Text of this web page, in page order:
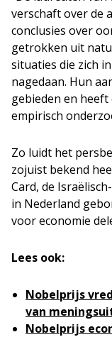
verschaft over de
conclusies over
getrokken uit
situaties die zich
nagedaan. Hun
gebieden en
empirisch
Zo luidt het
zojuist bekend
Card, de
in Nederland
voor economie
Lees ook:
Nobelprijs
van
Nobelprijs